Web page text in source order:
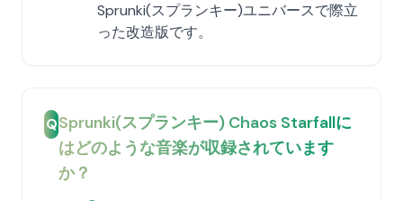
Sprunki(スプランキー)ユニバースで際立
った改造版です。
QSprunki(スプランキー) Chaos Starfallに
はどのような音楽が収録されています
か？